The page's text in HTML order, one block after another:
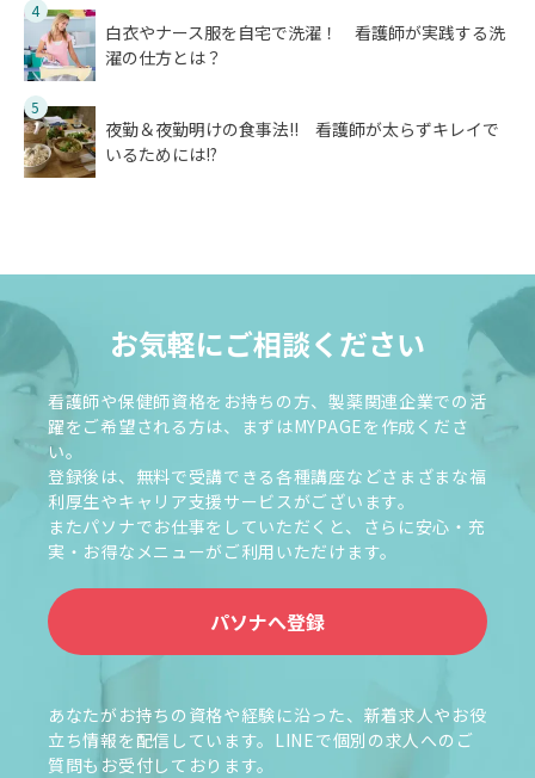
4
白衣やナース服を自宅で洗濯！ 看護師が実践する洗
濯の仕方とは？
5
夜勤＆夜勤明けの食事法!! 看護師が太らずキレイで
いるためには!?
お気軽にご相談ください
看護師や保健師資格をお持ちの方、製薬関連企業での活
躍をご希望される方は、まずはMYPAGEを作成くださ
い。
登録後は、無料で受講できる各種講座などさまざまな福
利厚生やキャリア支援サービスがございます。
またパソナでお仕事をしていただくと、さらに安心・充
実・お得なメニューがご利用いただけます。
パソナへ登録
あなたがお持ちの資格や経験に沿った、新着求人やお役
立ち情報を配信しています。LINEで個別の求人へのご
質問もお受付しております。